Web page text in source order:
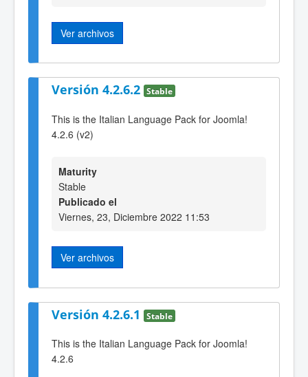
Ver archivos
Versión 4.2.6.2 Stable
This is the Italian Language Pack for Joomla!
4.2.6 (v2)
Maturity
Stable
Publicado el
Viernes, 23, Diciembre 2022 11:53
Ver archivos
Versión 4.2.6.1 Stable
This is the Italian Language Pack for Joomla!
4.2.6